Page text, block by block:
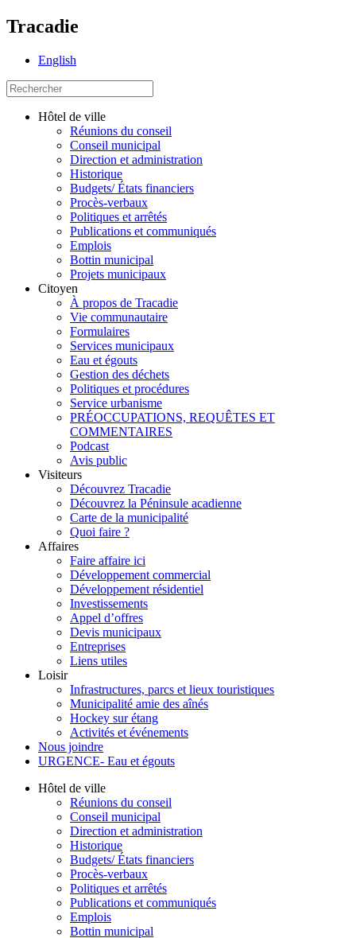
Tracadie
English
Hôtel de ville
Réunions du conseil
Conseil municipal
Direction et administration
Historique
Budgets/ États financiers
Procès-verbaux
Politiques et arrêtés
Publications et communiqués
Emplois
Bottin municipal
Projets municipaux
Citoyen
À propos de Tracadie
Vie communautaire
Formulaires
Services municipaux
Eau et égouts
Gestion des déchets
Politiques et procédures
Service urbanisme
PRÉOCCUPATIONS, REQUÊTES ET
COMMENTAIRES
Podcast
Avis public
Visiteurs
Découvrez Tracadie
Découvrez la Péninsule acadienne
Carte de la municipalité
Quoi faire ?
Affaires
Faire affaire ici
Développement commercial
Développement résidentiel
Investissements
Appel d’offres
Devis municipaux
Entreprises
Liens utiles
Loisir
Infrastructures, parcs et lieux touristiques
Municipalité amie des aînés
Hockey sur étang
Activités et événements
Nous joindre
URGENCE- Eau et égouts
Hôtel de ville
Réunions du conseil
Conseil municipal
Direction et administration
Historique
Budgets/ États financiers
Procès-verbaux
Politiques et arrêtés
Publications et communiqués
Emplois
Bottin municipal